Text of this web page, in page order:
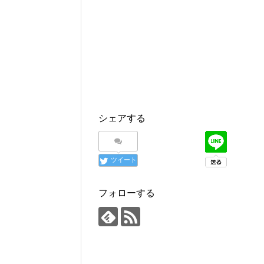
シェアする
ツイート
フォローする